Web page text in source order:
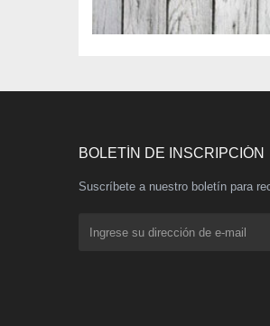
BOLETÍN DE INSCRIPCIÓN
Suscríbete a nuestro boletín para